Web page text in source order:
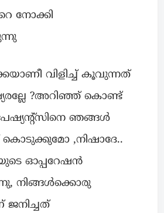
നോക്കി
വിളിച്ച് കൂവുന്നത്
?അറിഞ്ഞ് കൊണ്ട്
ഞങ്ങൾ
കൊടുക്കുമോ ,നിഷാദേ..
ഓപ്പറേഷൻ
നിങ്ങൾക്കൊരു